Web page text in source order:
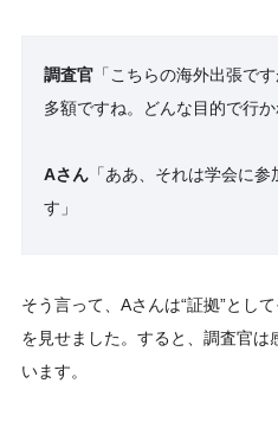
調査官 「こちらの海外出張で
多額ですね。どんな目的で行か
Aさん 「ああ、それは学会に
す」
そう言って、Aさんは“証拠”とし
を見せました。すると、調査官
います。